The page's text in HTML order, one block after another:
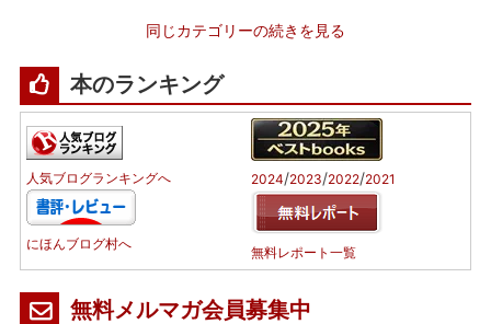
同じカテゴリーの続きを見る
本のランキング
人気ブログランキングへ
にほんブログ村へ
2024/2023/2022/2021
無料レポート一覧
無料メルマガ会員募集中